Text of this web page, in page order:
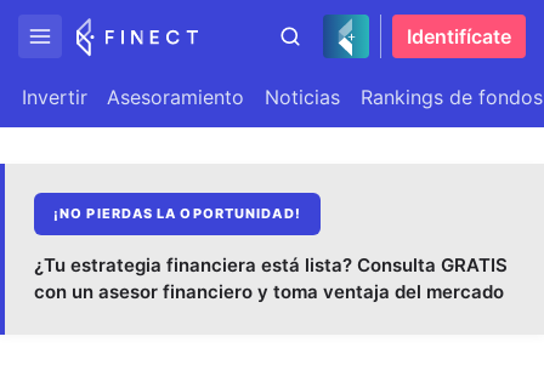
Identifícate
Invertir Asesoramiento Noticias Rankings de fondos
¡NO PIERDAS LA OPORTUNIDAD!
¿Tu estrategia financiera está lista? Consulta GRATIS
con un asesor financiero y toma ventaja del mercado